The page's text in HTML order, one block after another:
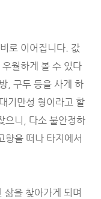
로 이어집니다. 값
월하게 볼 수 있다
, 구두 등을 사게 하
기만성 형이라고 할
으니, 다소 불안정하
향을 떠나 타지에서
삶을 찾아가게 되며